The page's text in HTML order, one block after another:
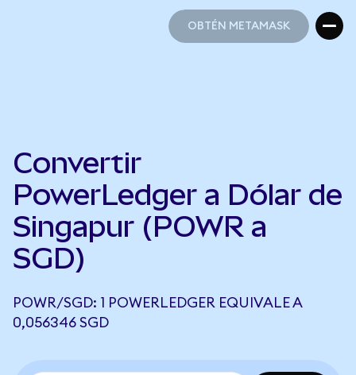
OBTÉN METAMASK
Convertir
PowerLedger a Dólar de
Singapur (POWR a
SGD)
POWR/SGD: 1 POWERLEDGER EQUIVALE A
0,056346 SGD